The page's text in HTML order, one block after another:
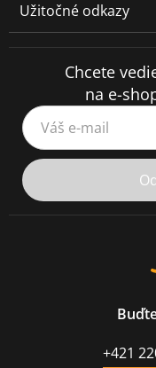
Užitočné odkazy
Chcete
na e-
Váš e-mail
+421